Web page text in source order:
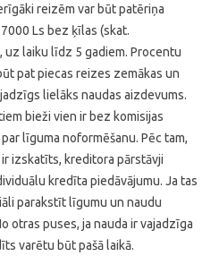
reizēm var būt patēriņa
Ls bez ķīlas (skat.
uz laiku līdz 5 gadiem. Procentu
pat piecas reizes zemākas un
lielāks naudas aizdevums.
bieži vien ir bez komisijas
līguma noformēšanu. Pēc tam,
izskatīts, kreditora pārstāvji
kredīta piedāvājumu. Ja tas
parakstīt līgumu un naudu
otras puses, ja nauda ir vajadzīga
varētu būt pašā laikā.